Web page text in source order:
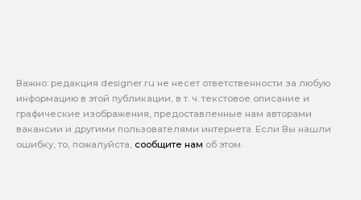
Важно: pедакция designer.ru не несет ответственности за любую
информацию в этой публикации, в т. ч. текстовое описание и
графические изображения, предоставленные нам авторами
вакансии и другими пользователями интернета. Если Вы нашли
ошибку, то, пожалуйста, сообщите нам об этом.